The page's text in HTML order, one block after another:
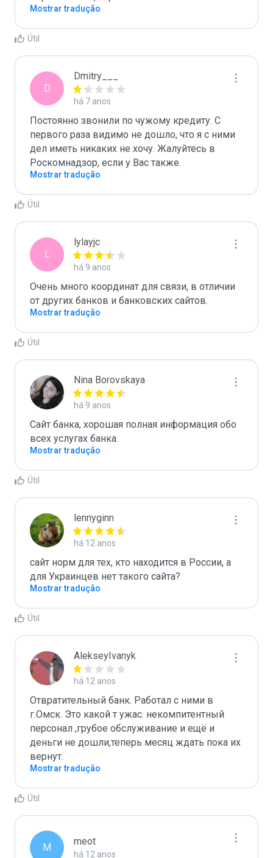
Mostrar tradução
Útil
D
Dmitry___
há 7 anos
Постоянно звонили по чужому кредиту. С
первого раза видимо не дошло, что я с ними
дел иметь никаких не хочу. Жалуйтесь в
Роскомнадзор, если у Вас также.
Mostrar tradução
Útil
L
lylayjc
há 9 anos
Очень много координат для связи, в отличии
от других банков и банковских сайтов.
Mostrar tradução
Útil
Nina Borovskaya
há 9 anos
Сайт банка, хорошая полная информация обо
всех услугах банка.
Mostrar tradução
Útil
lennyginn
há 12 anos
сайт норм для тех, кто находится в России, а
для Украинцев нет такого сайта?
Mostrar tradução
Útil
AlekseyIvanyk
há 12 anos
Отвратительный банк. Работал с ними в
г.Омск. Это какой т ужас. некомпитентный
персонал ,грубое обслуживание и ещё и
деньги не дошли,теперь месяц ждать пока их
вернут.
Mostrar tradução
Útil
M
meot
há 12 anos